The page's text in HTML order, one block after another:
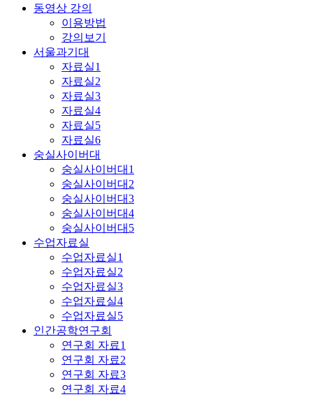
동영상 강의
이용방법
강의보기
서울과기대
자료실1
자료실2
자료실3
자료실4
자료실5
자료실6
숭실사이버대
숭실사이버대1
숭실사이버대2
숭실사이버대3
숭실사이버대4
숭실사이버대5
수업자료실
수업자료실1
수업자료실2
수업자료실3
수업자료실4
수업자료실5
인간공학연구회
연구회 자료1
연구회 자료2
연구회 자료3
연구회 자료4